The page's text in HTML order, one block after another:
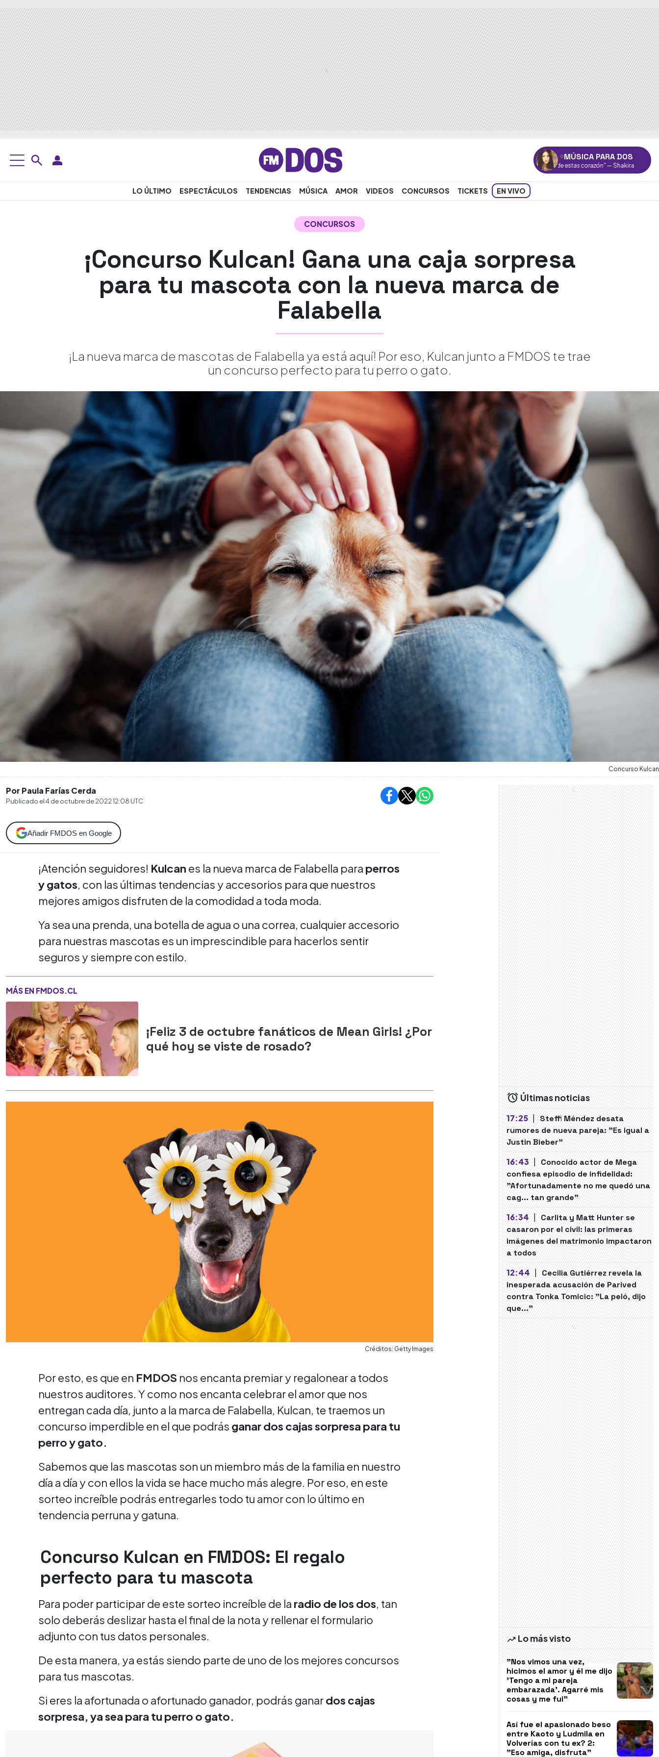
MÚSICA PARA DOS
"Donde estas corazón"— Shakira
LO ÚLTIMO ESPECTÁCULOS TENDENCIAS MÚSICA AMOR VIDEOS CONCURSOS TICKETS EN VIVO
CONCURSOS
¡Concurso Kulcan! Gana una caja sorpresa
para tu mascota con la nueva marca de
Falabella
¡La nueva marca de mascotas de Falabella ya está aquí! Por eso, Kulcan junto a FMDOS te trae
un concurso perfecto para tu perro o gato.
Concurso Kulcan
Por Paula Farías Cerda
Publicado el4 de octubre de 2022 12:08 UTC
Añadir FMDOS en Google
¡Atención seguidores! Kulcan es la nueva marca de Falabella para perros
y gatos, con las últimas tendencias y accesorios para que nuestros
mejores amigos disfruten de la comodidad a toda moda.
Ya sea una prenda, una botella de agua o una correa, cualquier accesorio
para nuestras mascotas es un imprescindible para hacerlos sentir
seguros y siempre con estilo.
MÁS EN FMDOS.CL
¡Feliz 3 de octubre fanáticos de Mean Girls! ¿Por
qué hoy se viste de rosado?
Créditos: Getty Images
Por esto, es que en FMDOS nos encanta premiar y regalonear a todos
nuestros auditores. Y como nos encanta celebrar el amor que nos
entregan cada día, junto a la marca de Falabella, Kulcan, te traemos un
concurso imperdible en el que podrás ganar dos cajas sorpresa para tu
perro y gato.
Sabemos que las mascotas son un miembro más de la familia en nuestro
día a día y con ellos la vida se hace mucho más alegre. Por eso, en este
sorteo increíble podrás entregarles todo tu amor con lo último en
tendencia perruna y gatuna.
Concurso Kulcan en FMDOS: El regalo
perfecto para tu mascota
Para poder participar de este sorteo increíble de la radio de los dos, tan
solo deberás deslizar hasta el final de la nota y rellenar el formulario
adjunto con tus datos personales.
De esta manera, ya estás siendo parte de uno de los mejores concursos
para tus mascotas.
Si eres la afortunada o afortunado ganador, podrás ganardos cajas
sorpresa, ya sea para tu perro o gato.
Últimas noticias
17:25 | Steffi Méndez desata
rumores de nueva pareja: "Es igual a
Justin Bieber"
16:43 | Conocido actor de Mega
confiesa episodio de infidelidad:
"Afortunadamente no me quedó una
cag... tan grande"
16:34 | Carlita y Matt Hunter se
casaron por el civil: las primeras
imágenes del matrimonio impactaron
a todos
12:44 | Cecilia Gutiérrez revela la
inesperada acusación de Parived
contra Tonka Tomicic: "La peló, dijo
que..."
Lo más visto
"Nos vimos una vez,
hicimos el amor y él me dijo
'Tengo a mi pareja
embarazada'. Agarré mis
cosas y me fui"
Así fue el apasionado beso
entre Kaoto y Ludmila en
Volverías con tu ex? 2:
"Eso amiga, disfruta"